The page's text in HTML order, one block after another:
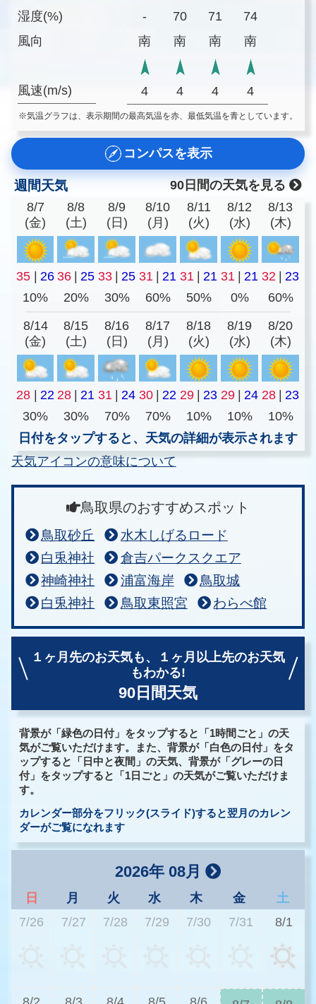
湿度(%)
風向
風速(m/s)
-
70 71
74
南
南 南 南
4 4 4 4
※気温グラフは、表示期間の最高気温を赤、最低気温を青としています。
コンパスを表示
週間天気
90日間の天気を見る
8/7
(金)
8/8
(土)
8/9
(日)
8/10
(月)
8/11
(火)
8/12
(水)
8/13
(木)
35 26 36 25 33 25 31 21 31 21 31 21 32
23
10%
20% 30% 60% 50% 0% 60%
8/14
(金)
8/15
(土)
8/16
(日)
8/17
(月)
8/18
(火)
8/19
(水)
8/20
(木)
28 22 28 21 31 24 30 22 29 23 29 24 28
23
30%
30% 70% 70% 10% 10%
10%
日付をタップすると、天気の詳細が表示されます
天気アイコンの意味について
鳥取県のおすすめスポット
鳥取砂丘
水木しげるロード
白兎神社
倉吉パークスクエア
神崎神社
浦富海岸
鳥取城
白兎神社
鳥取東照宮 わらべ館
１ヶ月先のお天気も、
１ヶ月以上先のお天気
もわかる!
90日間天気
背景が「緑色の日付」をタップすると「1時間ごと」の天
気がご覧いただけます。また、背景が「白色の日付」をタ
ップすると「日中と夜間」の天気、背景が「グレーの日
付」をタップすると「1日ごと」の天気がご覧いただけま
す。
カレンダー部分をフリック(スライド)すると翌月のカレン
ダーがご覧になれます
2026年 08月
日 月 火 水 木 金
土
7/26
7/27 7/28 7/29 7/30 7/31 8/1